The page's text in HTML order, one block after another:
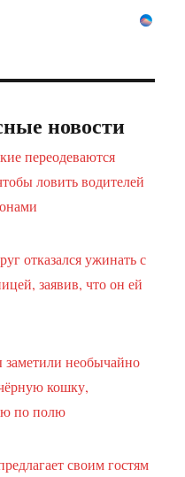
новости
переодеваются
ловить водителей
отказался ужинать с
заявив, что он ей
необычайно
кошку,
по полю
своим гостям